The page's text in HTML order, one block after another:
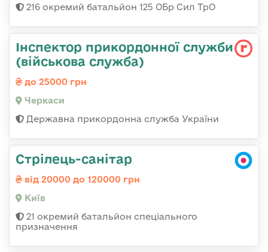
216 окремий батальйон 125 ОБр Сил ТрО
Інспектор прикордонної служби
(військова служба)
до 25000 грн
Черкаси
Державна прикордонна служба України
Стрілець-санітар
від 20000 до 120000 грн
Київ
21 окремий батальйон спеціального
призначення